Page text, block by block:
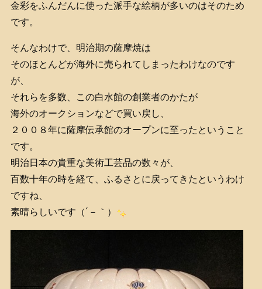
金彩をふんだんに使った派手な絵柄が多いのはそのため
です。
そんなわけで、明治期の薩摩焼は
そのほとんどが海外に売られてしまったわけなのです
が、
それらを多数、この白水館の創業者のかたが
海外のオークションなどで買い戻し、
２００８年に薩摩伝承館のオープンに至ったということ
です。
明治日本の貴重な美術工芸品の数々が、
百数十年の時を経て、ふるさとに戻ってきたというわけ
ですね、
素晴らしいです（´－｀）